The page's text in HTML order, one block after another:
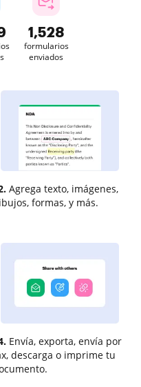
1,528
formularios
enviados
Agrega texto, imágenes,
formas, y más.
Envía, exporta, envía por
descarga o imprime tu